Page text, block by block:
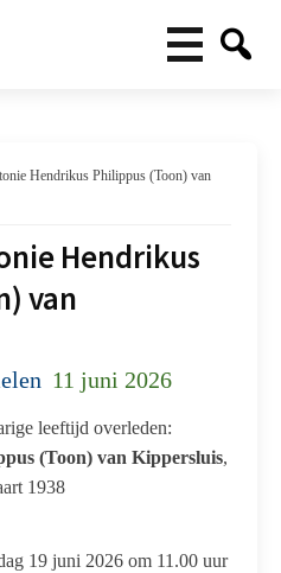
Hendrikus Philippus (Toon) van
Hendrikus
van
11 juni 2026
leeftijd overleden:
(Toon) van Kippersluis,
1938
19 juni 2026 om 11.00 uur